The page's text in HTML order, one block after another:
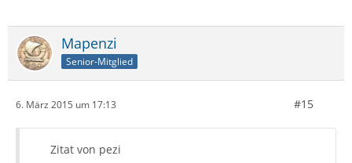
Mapenzi
Senior-Mitglied
6. März 2015 um 17:13 #15
Zitat von pezi